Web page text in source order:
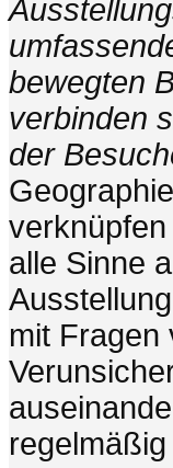
bewegten
verbinden
der
alle Sinne
mit Fragen